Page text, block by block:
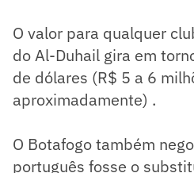
O valor para qualquer
do Al-Duhail gira em
de dólares (R$ 5 a 6
aproximadamente) .
O Botafogo também
português fosse o